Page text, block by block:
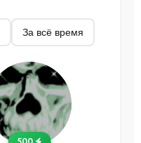
За всё время